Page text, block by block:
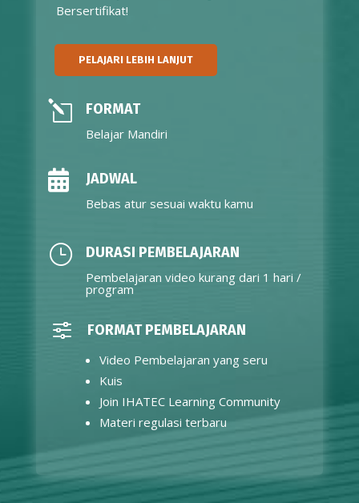
Bersertifikat!
PELAJARI LEBIH LANJUT
l FORMAT
Belajar Mandiri
 JADWAL
Bebas atur sesuai waktu kamu
} DURASI PEMBELAJARAN
Pembelajaran video kurang dari 1 hari /
program
f FORMAT PEMBELAJARAN
Video Pembelajaran yang seru
Kuis
Join IHATEC Learning Community
Materi regulasi terbaru